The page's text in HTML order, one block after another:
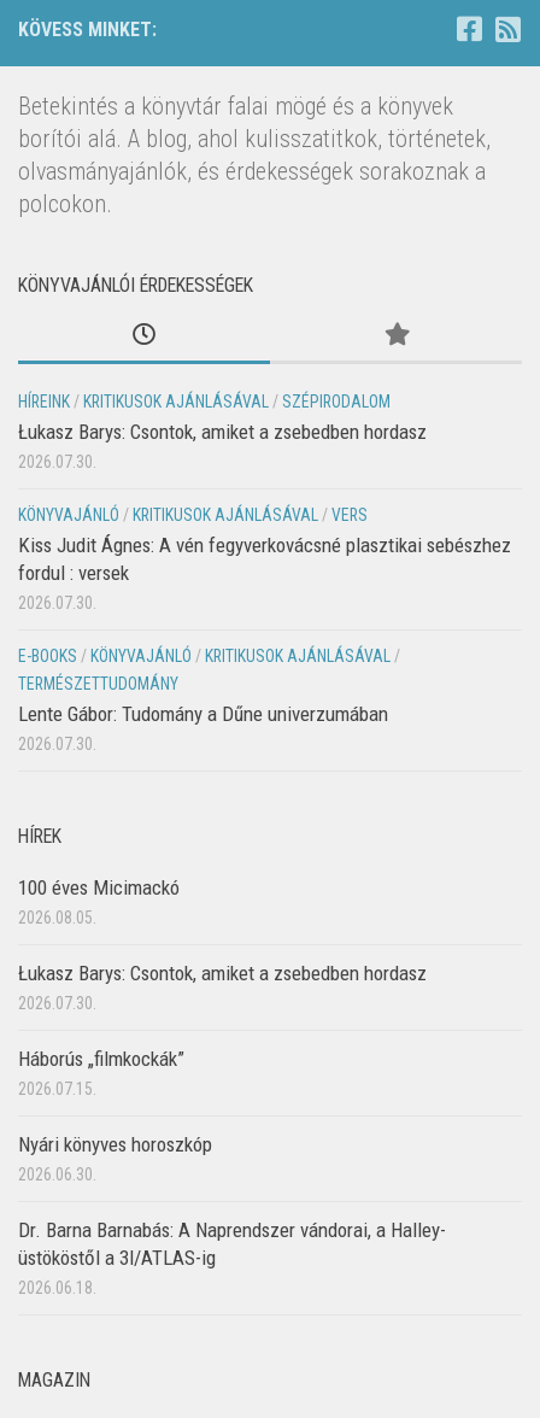
KÖVESS MINKET:
Betekintés a könyvtár falai mögé és a könyvek
borítói alá. A blog, ahol kulisszatitkok, történetek,
olvasmányajánlók, és érdekességek sorakoznak a
polcokon.
KÖNYVAJÁNLÓI ÉRDEKESSÉGEK
HÍREINK/ KRITIKUSOK AJÁNLÁSÁVAL/ SZÉPIRODALOM
Łukasz Barys: Csontok, amiket a zsebedben hordasz
2026.07.30.
KÖNYVAJÁNLÓ / KRITIKUSOK AJÁNLÁSÁVAL/VERS
Kiss Judit Ágnes: A vén fegyverkovácsné plasztikai sebészhez
fordul : versek
2026.07.30.
E-BOOKS / KÖNYVAJÁNLÓ / KRITIKUSOK AJÁNLÁSÁVAL/
TERMÉSZETTUDOMÁNY
Lente Gábor: Tudomány a Dűne univerzumában
2026.07.30.
HÍREK
100 éves Micimackó
2026.08.05.
Łukasz Barys: Csontok, amiket a zsebedben hordasz
2026.07.30.
Háborús „filmkockák”
2026.07.15.
Nyári könyves horoszkóp
2026.06.30.
Dr. Barna Barnabás: A Naprendszer vándorai, a Halley-
üstököstől a 3I/ATLAS-ig
2026.06.18.
MAGAZIN